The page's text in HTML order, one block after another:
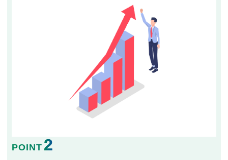
POINT 2